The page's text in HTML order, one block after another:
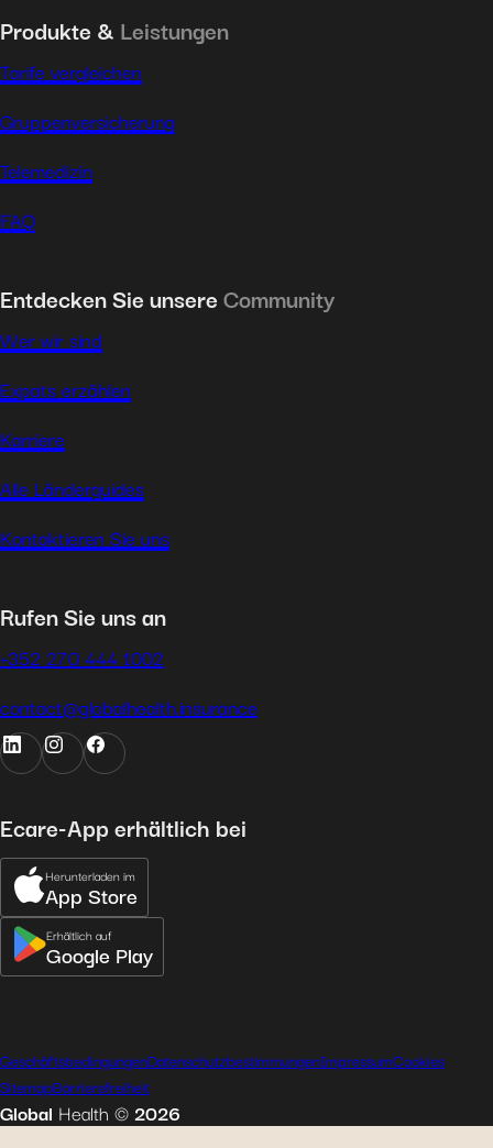
Produkte & Leistungen
Tarife vergleichen
Gruppenversicherung
Telemedizin
FAQ
Entdecken Sie unsereCommunity
Wer wir sind
Expats erzählen
Karriere
Alle Länderguides
Kontaktieren Sie uns
Rufen Sie uns an
+352 270 444 1002
contact@globalhealth.insurance
Ecare-App erhältlich bei
Herunterladen im
App Store
Erhältlich auf
Google Play
Global Health ©2026
GeschäftsbedingungenDatenschutzbestimmungenImpressumCookies
SitemapBarrierefreiheit